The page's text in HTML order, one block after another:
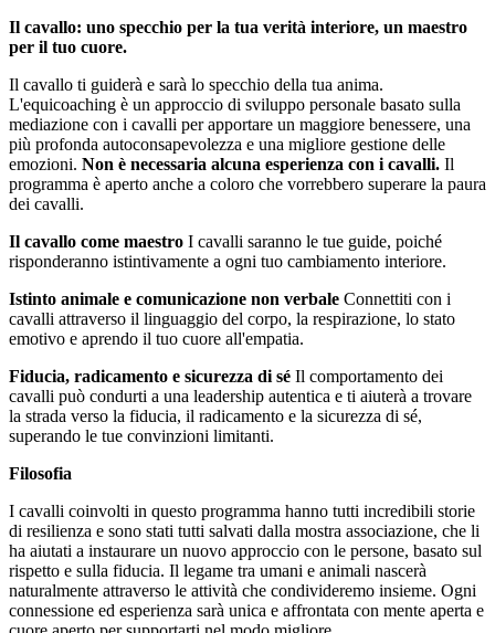
Il cavallo: uno specchio per la tua verità interiore, un maestro
per il tuo cuore.
Il cavallo ti guiderà e sarà lo specchio della tua anima.
L'equicoaching è un approccio di sviluppo personale basato sulla
mediazione con i cavalli per apportare un maggiore benessere, una
più profonda autoconsapevolezza e una migliore gestione delle
emozioni. Non è necessaria alcuna esperienza con i cavalli. Il
programma è aperto anche a coloro che vorrebbero superare la paura
dei cavalli.
Il cavallo come maestro I cavalli saranno le tue guide, poiché
risponderanno istintivamente a ogni tuo cambiamento interiore.
Istinto animale e comunicazione non verbale Connettiti con i
cavalli attraverso il linguaggio del corpo, la respirazione, lo stato
emotivo e aprendo il tuo cuore all'empatia.
Fiducia, radicamento e sicurezza di sé Il comportamento dei
cavalli può condurti a una leadership autentica e ti aiuterà a trovare
la strada verso la fiducia, il radicamento e la sicurezza di sé,
superando le tue convinzioni limitanti.
Filosofia
I cavalli coinvolti in questo programma hanno tutti incredibili storie
di resilienza e sono stati tutti salvati dalla mostra associazione, che li
ha aiutati a instaurare un nuovo approccio con le persone, basato sul
rispetto e sulla fiducia. Il legame tra umani e animali nascerà
naturalmente attraverso le attività che condivideremo insieme. Ogni
connessione ed esperienza sarà unica e affrontata con mente aperta e